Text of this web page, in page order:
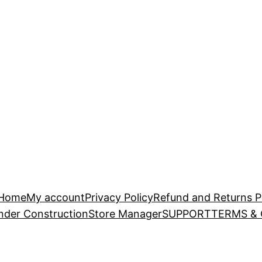
My accountPrivacy PolicyRefund and Returns
ConstructionStore ManagerSUPPORTTERMS &